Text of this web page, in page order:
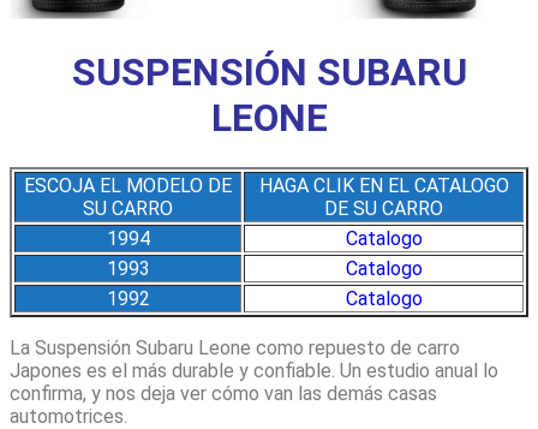
SUSPENSIÓN SUBARU
LEONE
ESCOJA EL MODELO DE
SU CARRO
HAGA CLIK EN EL CATALOGO
DE SU CARRO
1994
Catalogo
1993
Catalogo
1992
Catalogo
La Suspensión Subaru Leone como repuesto de carro
Japones es el más durable y confiable. Un estudio anual lo
confirma, y nos deja ver cómo van las demás casas
automotrices.